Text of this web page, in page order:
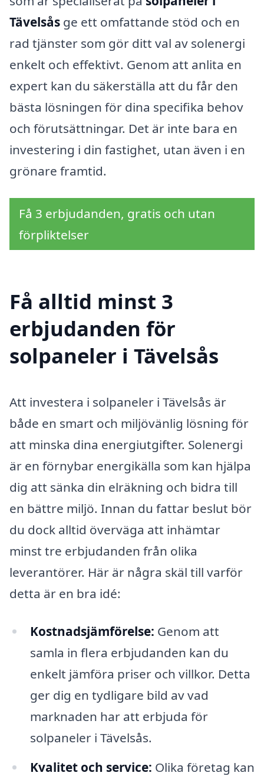
Tävelsås ge ett omfattande stöd och en
rad tjänster som gör ditt val av solenergi
enkelt och effektivt. Genom att anlita en
expert kan du säkerställa att du får den
bästa lösningen för dina specifika behov
och förutsättningar. Det är inte bara en
investering i din fastighet, utan även i en
grönare framtid.
Få 3 erbjudanden, gratis och utan
förpliktelser
Få alltid minst 3
erbjudanden för
solpaneler i Tävelsås
Att investera i solpaneler i Tävelsås är
både en smart och miljövänlig lösning för
att minska dina energiutgifter. Solenergi
är en förnybar energikälla som kan hjälpa
dig att sänka din elräkning och bidra till
en bättre miljö. Innan du fattar beslut bör
du dock alltid överväga att inhämtar
minst tre erbjudanden från olika
leverantörer. Här är några skäl till varför
detta är en bra idé:
Kostnadsjämförelse: Genom att
samla in flera erbjudanden kan du
enkelt jämföra priser och villkor. Detta
ger dig en tydligare bild av vad
marknaden har att erbjuda för
solpaneler i Tävelsås.
Kvalitet och service: Olika företag kan